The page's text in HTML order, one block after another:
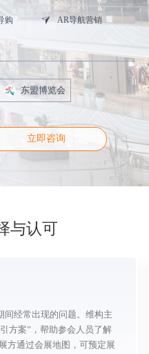
购
AR导航营销
东盟博览会
立即咨询
与认可
间经常出现的问题。维构主
方案”，帮助参会人员了解
方通过会展地图，可预定展